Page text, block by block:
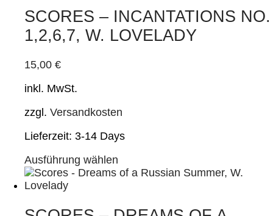
mehrere
Varianten
auf.
Produktseite
werden
SCORES – INCANTATIONS NO.
1,2,6,7, W. LOVELADY
15,00 €
inkl. MwSt.
zzgl. Versandkosten
Lieferzeit: 3-14 Days
Ausführung wählen
Produkt
Varianten